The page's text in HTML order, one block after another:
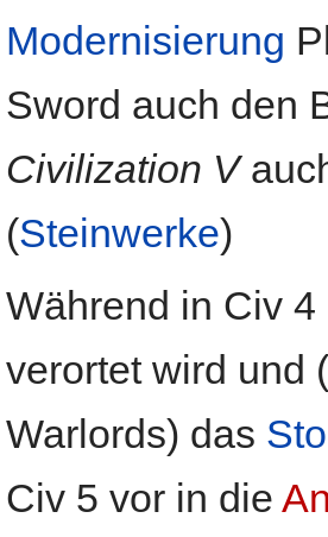
Modernisierung
Sword auch den
Civilization V
(Steinwerke)
Während in Civ
verortet wird und
Warlords) das
Civ 5 vor in die